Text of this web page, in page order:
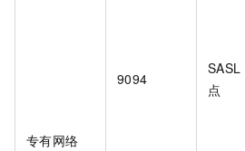
专有网络
9094
SASL
点